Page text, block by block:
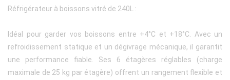
Réfrigérateur à boissons vitré de 240L :
Idéal pour garder vos boissons entre +4°C et +18°C. Avec un
refroidissement statique et un dégivrage mécanique, il garantit
une performance fiable. Ses 6 étagères réglables (charge
maximale de 25 kg par étagère) offrent un rangement flexible et